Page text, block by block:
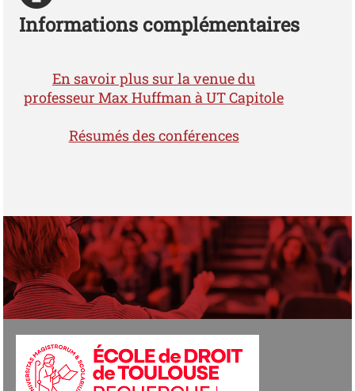
Informations complémentaires
En savoir plus sur la venue du
professeur Max Huffman à UT Capitole
Résumés des conférences